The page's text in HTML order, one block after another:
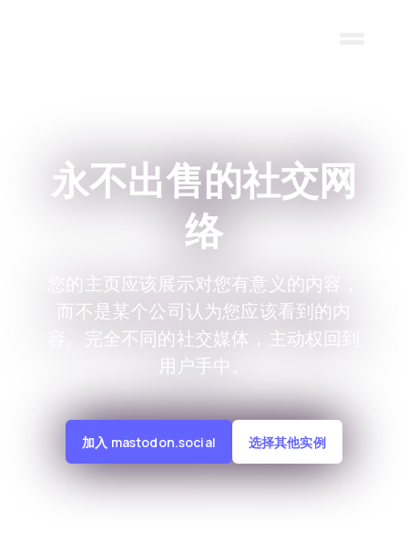
永不出售的社交网
络
您的主页应该展示对您有意义的内容，
而不是某个公司认为您应该看到的内
容。完全不同的社交媒体，主动权回到
用户手中。
加入 mastodon.social 选择其他实例